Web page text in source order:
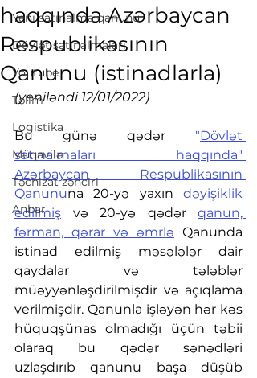
Yeni satınalma qanunu
Dövlət satınalmaları
Youtube
Təlim
Logistika
Müqavilə
Təchizat zənciri
Anbar
haqqında Azərbaycan
Respublikasının
Qanunu (istinadlarla)
(yeniləndi 12/01/2022)
Bu günə qədər "Dövlət
satınalmaları haqqında"
Azərbaycan Respublikasının
Qanununa 20-yə yaxın dəyişiklik
edilmiş və 20-yə qədər qanun,
fərman, qərar və əmrlə Qanunda
istinad edilmiş məsələlər dair
qaydalar və tələblər
müəyyənləşdirilmişdir və açıqlama
verilmişdir. Qanunla işləyən hər kəs
hüquqşünas olmadığı üçün təbii
olaraq bu qədər sənədləri
uzlaşdırıb qanunu başa düşüb